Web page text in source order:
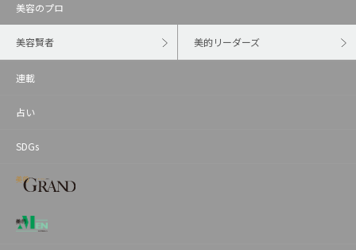
美容のプロ
美容賢者 美的リーダーズ
連載
占い
SDGs